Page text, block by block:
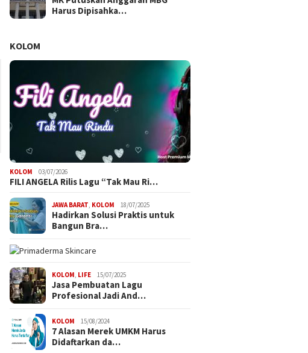
Harus Dipisahka…
KOLOM
KOLOM 03/07/2026
FILI ANGELA Rilis Lagu “Tak Mau Ri…
JAWA BARAT KOLOM 18/07/2025
Hadirkan Solusi Praktis untuk
Bangun Bra…
KOLOM LIFE 15/07/2025
Jasa Pembuatan Lagu
Profesional Jadi And…
KOLOM 15/08/2024
7 Alasan Merek UMKM Harus
Didaftarkan da…